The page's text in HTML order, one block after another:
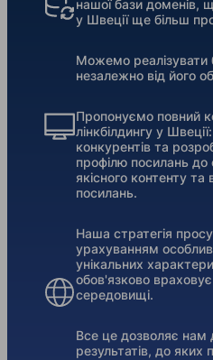
нашої бази доменів,
у Швеції ще більш
Можемо реалізувати
незалежно від його
Пропонуємо повний
лінкбілдингу у
конкурентів та
профілю посилань до
якісного контенту та
посилань.
Наша стратегія
урахуванням
унікальних
обов'язково
середовищі.
Все це дозволяє нам
результатів, до яких